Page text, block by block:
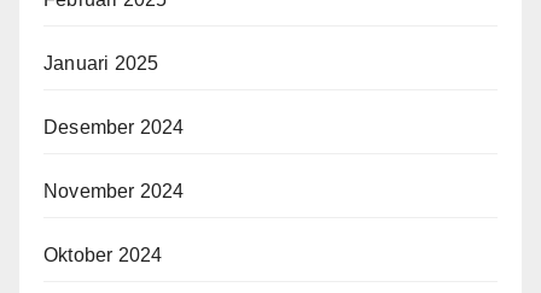
Januari 2025
Desember 2024
November 2024
Oktober 2024